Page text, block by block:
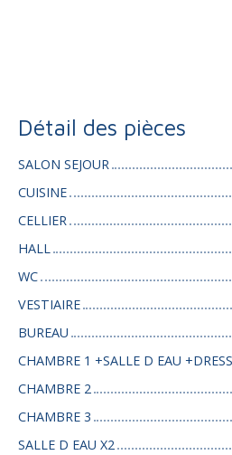
Détail des pièces
SALON SEJOUR
CUISINE
CELLIER
HALL
WC
VESTIAIRE
BUREAU
CHAMBRE 1 +SALLE D EAU
CHAMBRE 2
CHAMBRE 3
SALLE D EAU X2